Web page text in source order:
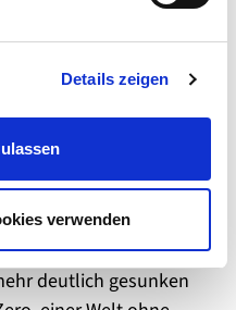
Details zeigen
verwenden
alle wohl, die für sich
Sicherheit wünschen.
Deutsche
(DGUV). Hintergrund
in den
deutlich gesunken